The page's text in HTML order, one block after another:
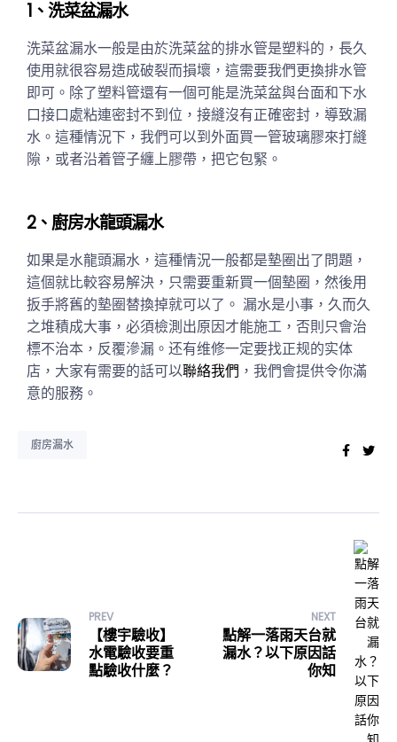
1、洗菜盆漏水
洗菜盆漏水一般是由於洗菜盆的排水管是塑料的，長久
使用就很容易造成破裂而損壞，這需要我們更換排水管
即可。除了塑料管還有一個可能是洗菜盆與台面和下水
口接口處粘連密封不到位，接縫沒有正確密封，導致漏
水。這種情況下，我們可以到外面買一管玻璃膠來打縫
隙，或者沿着管子纏上膠帶，把它包緊。
2、廚房水龍頭漏水
如果是水龍頭漏水，這種情況一般都是墊圈出了問題，
這個就比較容易解決，只需要重新買一個墊圈，然後用
扳手將舊的墊圈替換掉就可以了。 漏水是小事，久而久
之堆積成大事，必須檢測出原因才能施工，否則只會治
標不治本，反覆滲漏。还有维修一定要找正规的实体
店，大家有需要的話可以聯絡我們 ，我們會提供令你滿
意的服務。
廚房漏水
PREV
【樓宇驗收】
水電驗收要重
點驗收什麼？
NEXT
點解一落雨天台就
漏水？以下原因話
你知